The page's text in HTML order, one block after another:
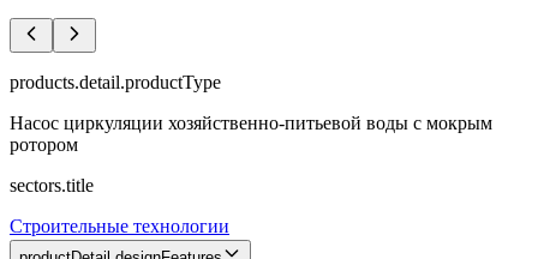
products.detail.productType
Насос циркуляции хозяйственно-питьевой воды с мокрым
ротором
sectors.title
Строительные технологии